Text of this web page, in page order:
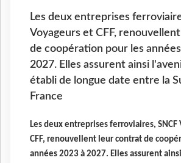
Les deux entreprises
Voyageurs et CFF,
de coopération pour les
2027. Elles assurent ainsi
établi de longue date entre la
France
Les deux entreprises ferroviaires, SNCF
CFF, renouvellent leur contrat de
années 2023 à 2027. Elles assurent